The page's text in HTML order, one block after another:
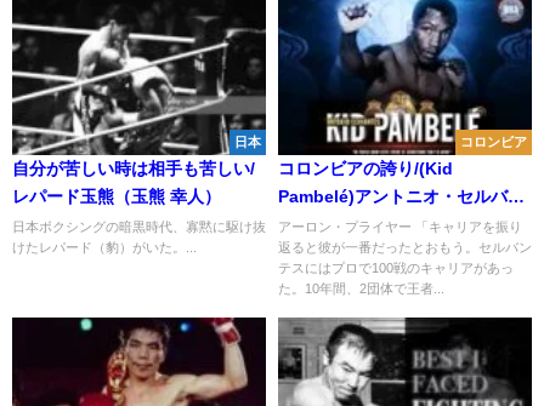
日本
自分が苦しい時は相手も苦しい/
レパード玉熊（玉熊 幸人）
日本ボクシングの暗黒時代、寡黙に駆け抜
けたレパード（豹）がいた。...
コロンビア
コロンビアの誇り/(Kid
Pambelé)アントニオ・セルバン
テス
アーロン・プライヤー 「キャリアを振り
返ると彼が一番だったとおもう。セルバン
テスにはプロで100戦のキャリアがあっ
た。10年間、2団体で王者...